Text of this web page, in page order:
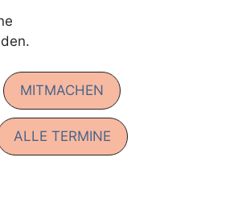
MITMACHEN
ALLE TERMINE